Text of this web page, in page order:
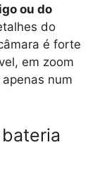
ou do
do
é forte
em zoom
num